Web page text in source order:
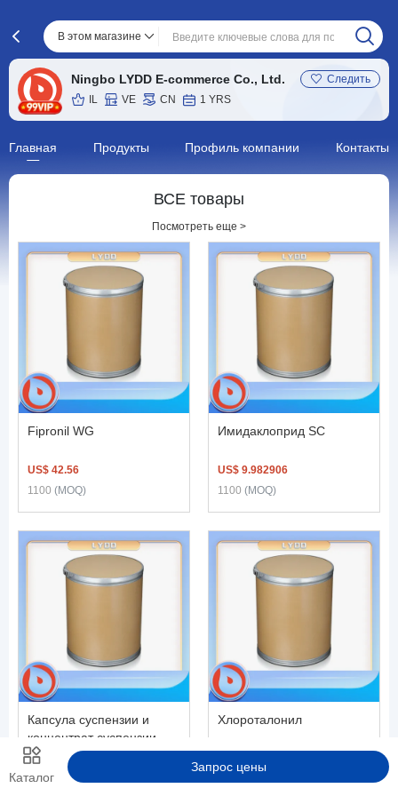
В этом магазине
Ningbo LYDD E-commerce Co., Ltd.
Следить
IL
VE CN 1 YRS
Главная Продукты Профиль компании Контакты
ВСЕ товары
Посмотреть еще >
Fipronil WG
US$ 42.56
1100 (MOQ)
Имидаклоприд SC
US$ 9.982906
1100 (MOQ)
Капсула суспензии и
концентрат суспензии
US$ 9.40
1100 (MOQ)
Хлороталонил
Каталог
Запрос цены